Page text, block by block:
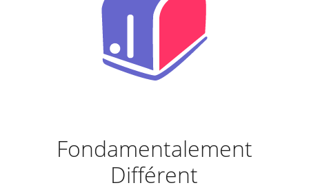
Fondamentalement
Différent